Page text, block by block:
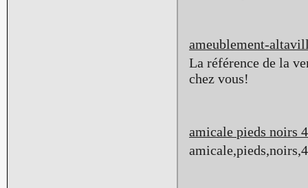
ameublement-
La référence de la
chez vous!
amicale pieds noirs